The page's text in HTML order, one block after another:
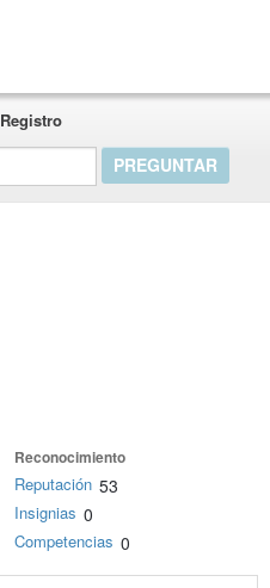
Registro
Reconocimiento
Reputación 53
Insignias 0
Competencias 0